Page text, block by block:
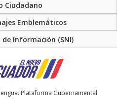
Ciudadano
Emblemáticos
Información (SNI)
Plataforma Gubernamental